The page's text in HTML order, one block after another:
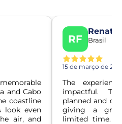
and Cabo
coastline
look even
air, and
RF
Renato
Brasil
15 de março de
The
impactful.
planned and
giving a
limited time.